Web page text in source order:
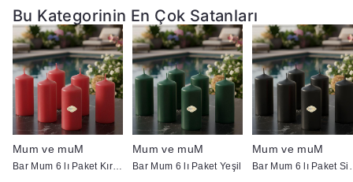
Bu Kategorinin En Çok Satanları
Mum ve muM
Bar Mum 6 lı Paket Kırmızı
Mum ve muM
Bar Mum 6 lı Paket Yeşil
Mum ve muM
Bar